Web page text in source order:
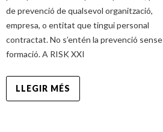
de prevenció de qualsevol organització,
empresa, o entitat que tingui personal
contractat. No s’entén la prevenció sense
formació. A RISK XXI
LLEGIR MÉS